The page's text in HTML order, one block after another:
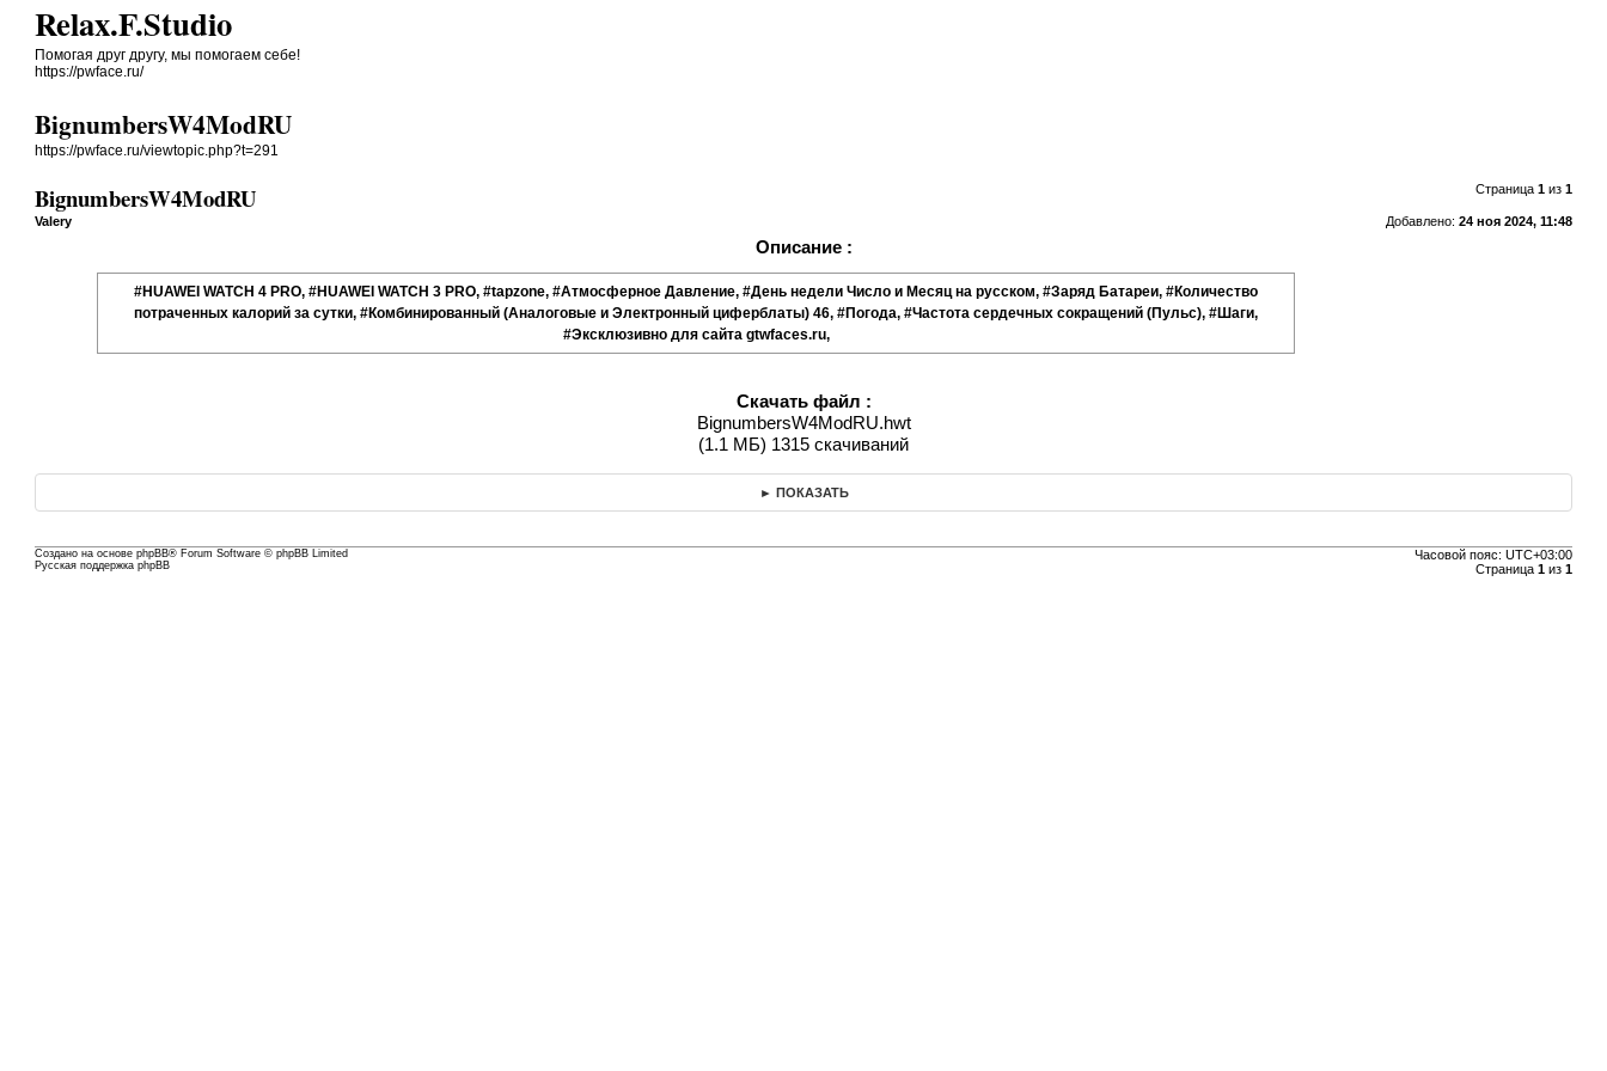
Relax.F.Studio
Помогая друг другу, мы помогаем себе!
https://pwface.ru/
BignumbersW4ModRU
https://pwface.ru/viewtopic.php?t=291
Страница 1из 1
BignumbersW4ModRU
Добавлено: 24 ноя 2024, 11:48
Valery
Описание :
#HUAWEI WATCH 4 PRO, #HUAWEI WATCH 3 PRO, #tapzone, #Атмосферное Давление, #День недели Число и Месяц на русском, #Заряд Батареи, #Количество
потраченных калорий за сутки, #Комбинированный (Аналоговые и Электронный циферблаты) 46, #Погода, #Частота сердечных сокращений (Пульс), #Шаги,
#Эксклюзивно для сайта gtwfaces.ru,
Скачать файл :
BignumbersW4ModRU.hwt
(1.1 МБ) 1315 скачиваний
► ПОКАЗАТЬ
Часовой пояс: UTC+03:00
Страница 1из 1
Создано на основеphpBB® Forum Software © phpBB Limited
Русская поддержка phpBB